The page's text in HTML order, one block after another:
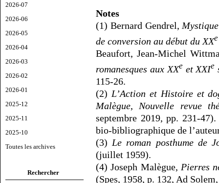
2026-07
2026-06
2026-05
2026-04
2026-03
2026-02
2026-01
2025-12
2025-11
2025-10
Toutes les archives
Rechercher
Notes
(1) Bernard Gendrel,
de conversion au début du XXe
Beaufort, Jean-Michel
romanesques aux XXeet XXIe
115-26.
(2) L’Action et Histoire et
Malègue, Nouvelle revue
septembre 2019, pp. 231-
bio-bibliographique de
(3) Le roman posthume de
(juillet 1959).
(4) Joseph Malègue, Pierres
(Spes, 1958, p. 132, Ad